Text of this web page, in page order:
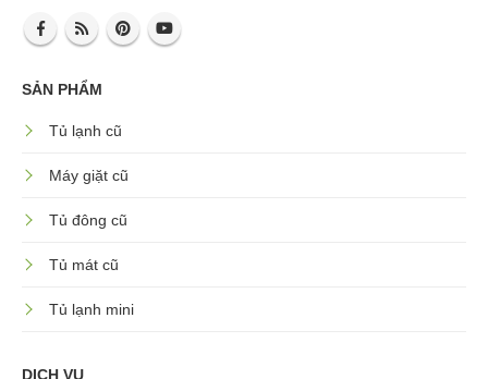
SẢN PHẨM
Tủ lạnh cũ
Máy giặt cũ
Tủ đông cũ
Tủ mát cũ
Tủ lạnh mini
DỊCH VỤ